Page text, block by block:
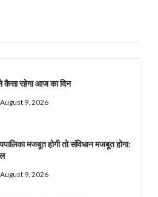
कैसा रहेगा आज का दिन
August 9, 2026
मजबूत होगी तो संविधान मजबूत होगा:
August 9, 2026